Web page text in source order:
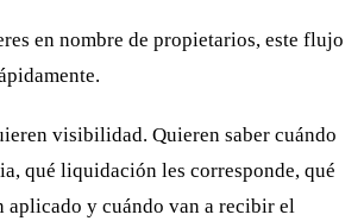
en nombre de propietarios, este flujo
visibilidad. Quieren saber cuándo
qué liquidación les corresponde, qué
aplicado y cuándo van a recibir el